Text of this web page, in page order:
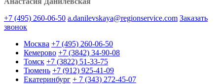
+7 (495) 260-06-50 a.danilevskaya@regionservice.com Заказать
звонок
Москва +7 (495) 260-06-50
Кемерово +7 (3842) 34-90-08
Томск +7 (3822) 51-33-75
Тюмень +7 (912) 925-41-09
Екатеринбург + 7 (343) 272-45-07